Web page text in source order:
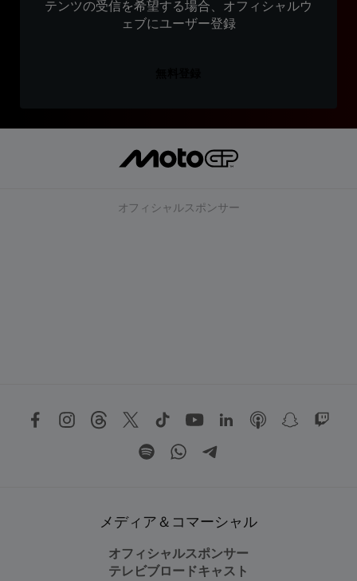
テンツの受信を希望する場合、オフィシャルウ
ェブにユーザー登録
オフィシャルスポンサー
メディア＆コマーシャル
オフィシャルスポンサー
テレビブロードキャスト